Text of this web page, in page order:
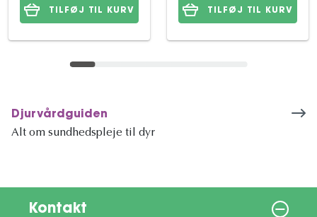
TILFØJ TIL KURV TILFØJ TIL KURV
Djurvårdguiden
Alt om sundhedspleje til dyr
Kontakt